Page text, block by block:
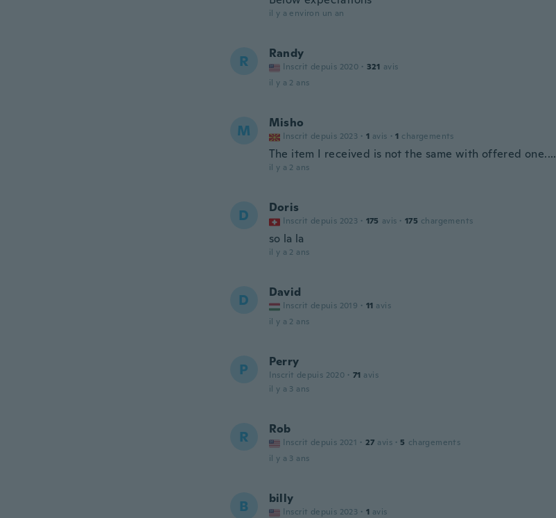
il y a environ un an
R Randy
Inscrit depuis 2020 · 321 avis
il y a 2 ans
M Misho
Inscrit depuis 2023 · 1 avis · 1 chargements
The item I received is not the same with offered one....
il y a 2 ans
D Doris
Inscrit depuis 2023 · 175 avis · 175 chargements
so la la
il y a 2 ans
D David
Inscrit depuis 2019 · 11 avis
il y a 2 ans
P Perry
Inscrit depuis 2020 · 71 avis
il y a 3 ans
R Rob
Inscrit depuis 2021 · 27 avis · 5 chargements
il y a 3 ans
B billy
Inscrit depuis 2023 · 1 avis